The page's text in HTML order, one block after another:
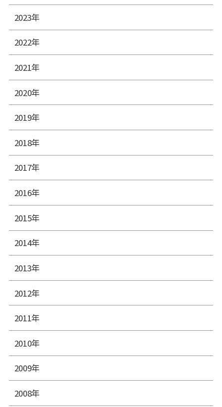
2023年
2022年
2021年
2020年
2019年
2018年
2017年
2016年
2015年
2014年
2013年
2012年
2011年
2010年
2009年
2008年